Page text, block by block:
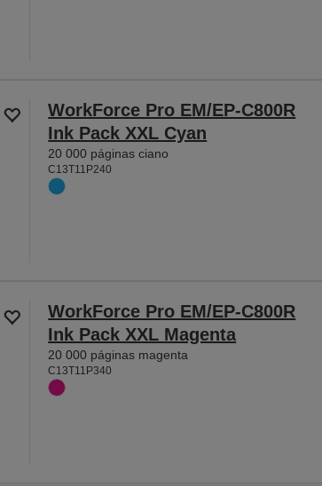
WorkForce Pro EM/EP-C800R
Ink Pack XXL Cyan
20 000 páginas ciano
C13T11P240
WorkForce Pro EM/EP-C800R
Ink Pack XXL Magenta
20 000 páginas magenta
C13T11P340